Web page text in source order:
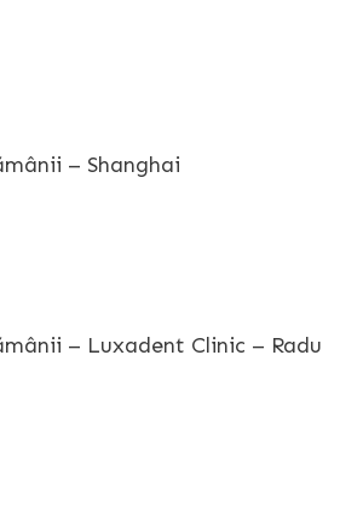
– Shanghai
– Luxadent Clinic – Radu